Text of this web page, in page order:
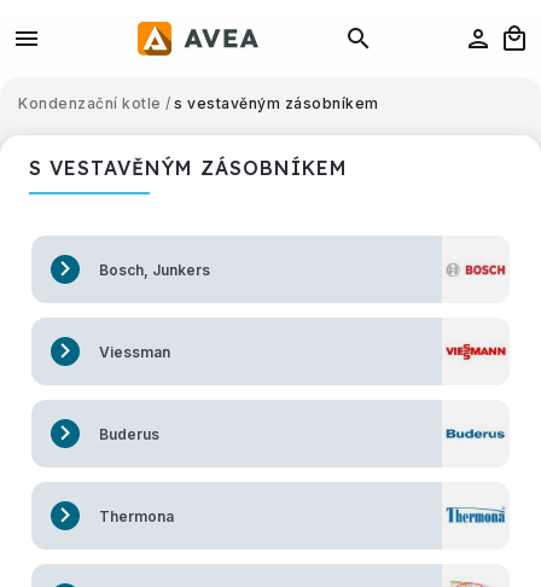
Kondenzační kotle / s vestavěným zásobníkem
S VESTAVĚNÝM ZÁSOBNÍKEM
Bosch, Junkers
Viessman
Buderus
Thermona